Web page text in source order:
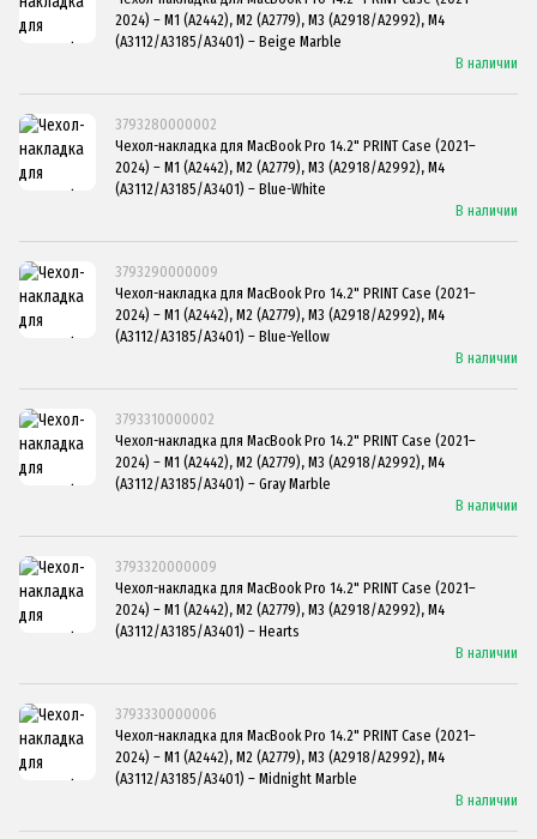
2024) – M1 (A2442), M2 (A2779), M3 (A2918/A2992), M4
(A3112/A3185/A3401) – Beige Marble
В наличии
3793280000002
Чехол-накладка для MacBook Pro 14.2" PRINT Case (2021–
2024) – M1 (A2442), M2 (A2779), M3 (A2918/A2992), M4
(A3112/A3185/A3401) – Blue-White
В наличии
3793290000009
Чехол-накладка для MacBook Pro 14.2" PRINT Case (2021–
2024) – M1 (A2442), M2 (A2779), M3 (A2918/A2992), M4
(A3112/A3185/A3401) – Blue-Yellow
В наличии
3793310000002
Чехол-накладка для MacBook Pro 14.2" PRINT Case (2021–
2024) – M1 (A2442), M2 (A2779), M3 (A2918/A2992), M4
(A3112/A3185/A3401) – Gray Marble
В наличии
3793320000009
Чехол-накладка для MacBook Pro 14.2" PRINT Case (2021–
2024) – M1 (A2442), M2 (A2779), M3 (A2918/A2992), M4
(A3112/A3185/A3401) – Hearts
В наличии
3793330000006
Чехол-накладка для MacBook Pro 14.2" PRINT Case (2021–
2024) – M1 (A2442), M2 (A2779), M3 (A2918/A2992), M4
(A3112/A3185/A3401) – Midnight Marble
В наличии